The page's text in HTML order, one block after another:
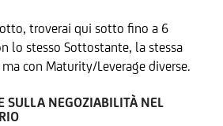
troverai qui sotto fino a 6
lo stesso Sottostante, la stessa
con Maturity/Leverage diverse.
SULLA NEGOZIABILITÀ NEL